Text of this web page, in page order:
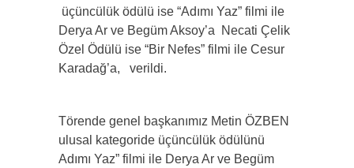
üçüncülük ödülü ise “Adımı Yaz” filmi ile
Derya Ar ve Begüm Aksoy’a Necati Çelik
Özel Ödülü ise “Bir Nefes” filmi ile Cesur
Karadağ’a, verildi.
Törende genel başkanımız Metin ÖZBEN
ulusal kategoride üçüncülük ödülünü
Adımı Yaz” filmi ile Derya Ar ve Begüm